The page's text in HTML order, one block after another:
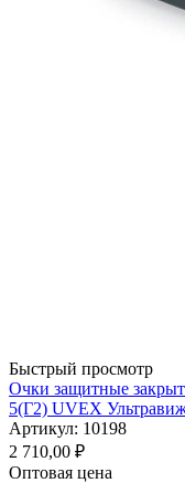
Быстрый просмотр
Очки защитные
5(Г2) UVEX
Артикул: 10198
2 710,00 ₽
Оптовая цена